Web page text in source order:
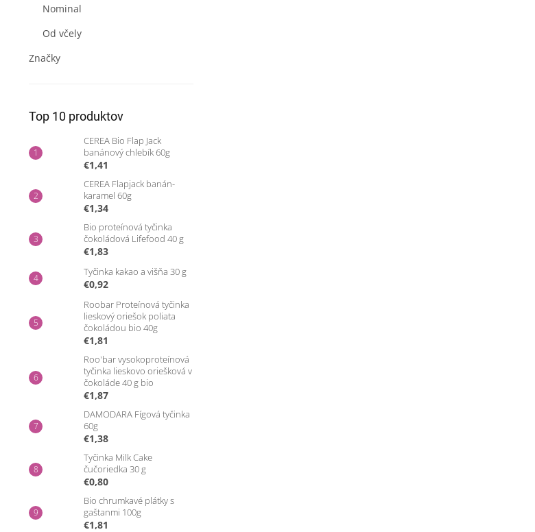
Nominal
Od včely
Značky
Top 10 produktov
CEREA Bio Flap Jack
banánový chlebík 60g
€1,41
CEREA Flapjack banán-
karamel 60g
€1,34
Bio proteínová tyčinka
čokoládová Lifefood 40 g
€1,83
Tyčinka kakao a višňa 30 g
€0,92
Roobar Proteínová tyčinka
lieskový oriešok poliata
čokoládou bio 40g
€1,81
Roo'bar vysokoproteínová
tyčinka lieskovo oriešková v
čokoláde 40 g bio
€1,87
DAMODARA Fígová tyčinka
60g
€1,38
Tyčinka Milk Cake
čučoriedka 30 g
€0,80
Bio chrumkavé plátky s
gaštanmi 100g
€1,81